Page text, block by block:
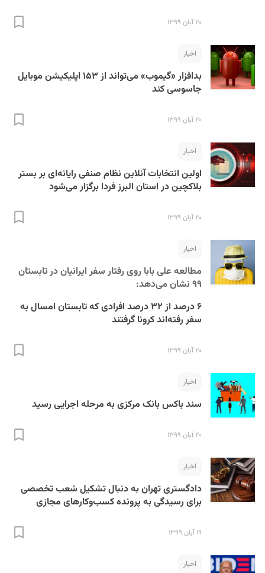
۲۰ آبان ۱۳۹۹
اخبار
بدافزار «گیموب» می‌تواند از ۱۵۳ اپلیکیشن موبایل
جاسوسی کند
۲۰ آبان ۱۳۹۹
اخبار
اولین انتخابات آنلاین نظام صنفی رایانه‌ای بر بستر
بلاکچین در استان البرز فردا برگزار می‌شود
۲۰ آبان ۱۳۹۹
اخبار
مطالعه علی بابا روی رفتار سفر ایرانیان در تابستان
۹۹ نشان می‌دهد:
۶ درصد از ۳۲ درصد افرادی که تابستان امسال به
سفر رفته‌اند کرونا گرفتند
۲۰ آبان ۱۳۹۹
اخبار
سند باکس بانک مرکزی به مرحله اجرایی رسید
۲۰ آبان ۱۳۹۹
اخبار
دادگستری تهران به دنبال تشکیل شعب تخصصی
برای رسیدگی به پرونده کسب‌وکارهای مجازی
۱۹ آبان ۱۳۹۹
اخبار